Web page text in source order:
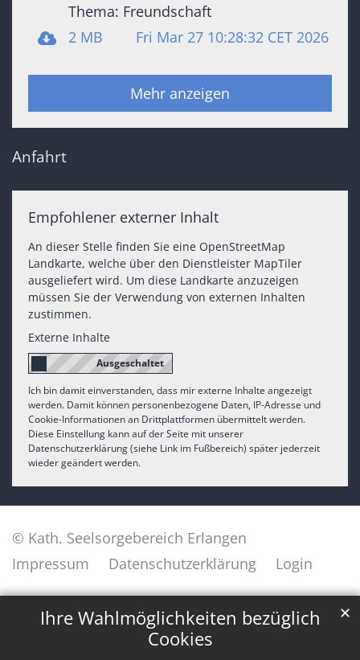
Ihre Wahlmöglichkeiten bezüglich
Cookies
✕
Thema: Freundschaft
2 MB
Fri Mar 27 10:28:32 CET 2026
Mehr anzeigen
Anfahrt
Empfohlener externer Inhalt
An dieser Stelle finden Sie eine OpenStreetMap
Landkarte, welche über den Dienstleister MapTiler
ausgeliefert wird. Um diese Landkarte anzuzeigen
müssen Sie der Verwendung von externen Inhalten
zustimmen.
Externe Inhalte
Ich bin damit einverstanden, dass mir externe Inhalte angezeigt
werden. Damit können personenbezogene Daten, IP-Adresse und
Cookie-Informationen an Drittplattformen übermittelt werden.
Diese Einstellung kann auf der Seite mit unserer
Datenschutzerklärung (siehe Link im Fußbereich) später jederzeit
wieder geändert werden.
© Kath. Seelsorgebereich Erlangen
Impressum
Datenschutzerklärung Login